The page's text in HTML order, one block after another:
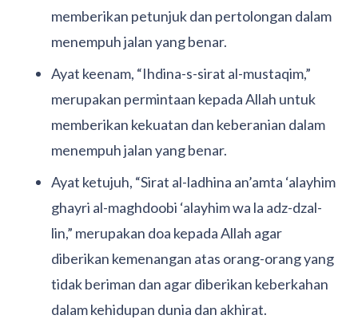
memberikan petunjuk dan pertolongan dalam
menempuh jalan yang benar.
Ayat keenam, “Ihdina-s-sirat al-mustaqim,”
merupakan permintaan kepada Allah untuk
memberikan kekuatan dan keberanian dalam
menempuh jalan yang benar.
Ayat ketujuh, “Sirat al-ladhina an’amta ‘alayhim
ghayri al-maghdoobi ‘alayhim wa la adz-dzal-
lin,” merupakan doa kepada Allah agar
diberikan kemenangan atas orang-orang yang
tidak beriman dan agar diberikan keberkahan
dalam kehidupan dunia dan akhirat.